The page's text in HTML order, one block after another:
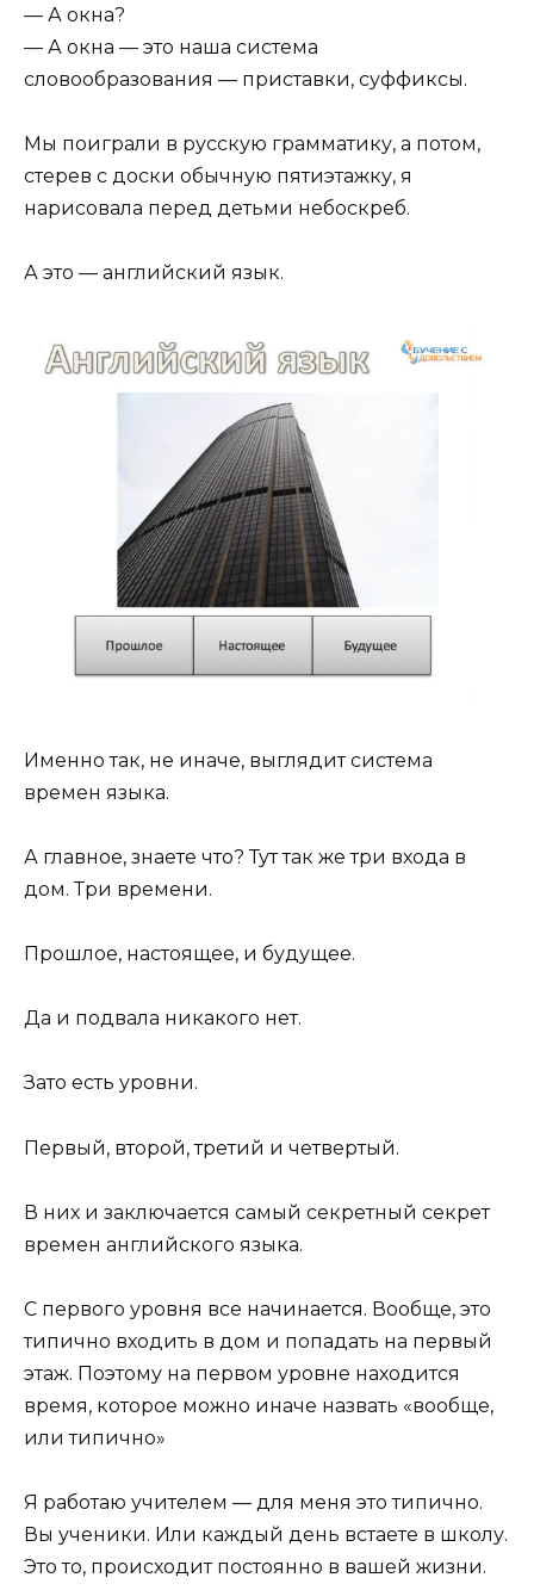
— А окна?
— А окна — это наша система
словообразования — приставки, суффиксы.
Мы поиграли в русскую грамматику, а потом,
стерев с доски обычную пятиэтажку, я
нарисовала перед детьми небоскреб.
А это — английский язык.
Именно так, не иначе, выглядит система
времен языка.
А главное, знаете что? Тут так же три входа в
дом. Три времени.
Прошлое, настоящее, и будущее.
Да и подвала никакого нет.
Зато есть уровни.
Первый, второй, третий и четвертый.
В них и заключается самый секретный секрет
времен английского языка.
С первого уровня все начинается. Вообще, это
типично входить в дом и попадать на первый
этаж. Поэтому на первом уровне находится
время, которое можно иначе назвать «вообще,
или типично»
Я работаю учителем — для меня это типично.
Вы ученики. Или каждый день встаете в школу.
Это то, происходит постоянно в вашей жизни.